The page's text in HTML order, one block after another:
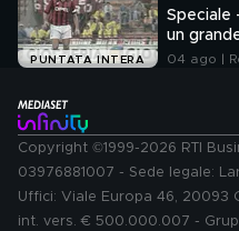
PUNTATA INTERA
Speciale
un
04 ago |
Copyright ©1999-2026 RTI
03976881007 - Sede legale:
Uffici: Viale Europa 46, 20093
int. vers. € 500.000.007 -